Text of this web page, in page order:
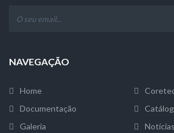
NAVEGAÇÃO
Home
Documentação
Galeria
Notícias